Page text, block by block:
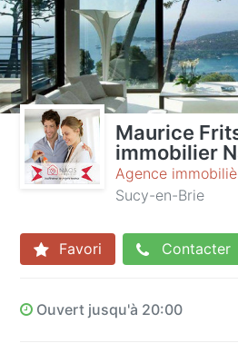
Maurice
immobilier
Agence
Sucy-en-Brie
Favori Contacter
Ouvert jusqu'à 20:00